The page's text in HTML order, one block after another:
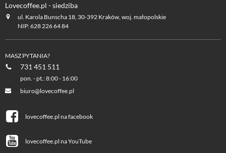
Lovecoffee.pl - siedziba
ul. Karola Bunscha 18, 30-392 Kraków, woj. małopolskie
NIP: 628 226 64 84
MASZ PYTANIA?
731 451 511
pon. - pt.: 8:00 - 16:00
biuro@lovecoffee.pl
lovecoffee.pl na facebook
lovecoffee.pl na YouTube